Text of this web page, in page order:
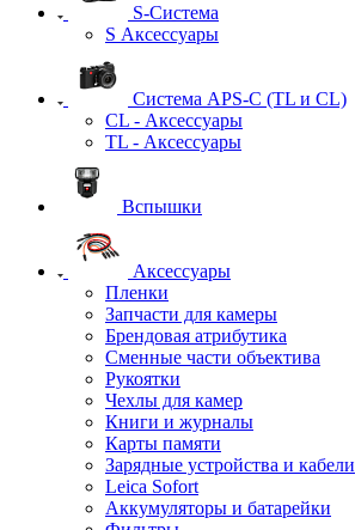
S-Система
S Аксессуары
Система APS-C (TL и CL)
CL - Аксессуары
TL - Аксессуары
Вспышки
Аксессуары
Пленки
Запчасти для камеры
Брендовая атрибутика
Сменные части объектива
Рукоятки
Чехлы для камер
Книги и журналы
Карты памяти
Зарядные устройства и кабели
Leica Sofort
Аккумуляторы и батарейки